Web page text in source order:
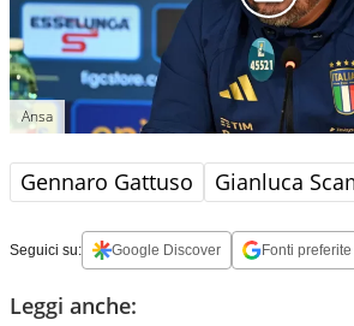
Ansa
Gennaro Gattuso Gianluca
Seguici su: Google Discover Fonti preferite
Leggi anche: